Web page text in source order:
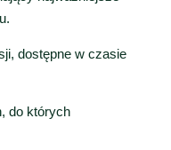
dostępne w czasie
do których